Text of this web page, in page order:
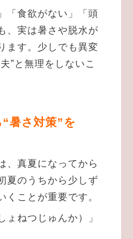
「食欲がない」「頭
、実は暑さや脱水が
ます。少しでも異変
”と無理をしないこ
暑さ対策”を
、真夏になってから
夏のうちから少しず
くことが重要です。
ねつじゅんか）」